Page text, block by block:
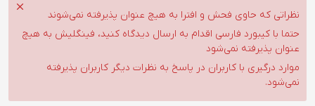
نظراتی که حاوی فحش و افترا به هیچ عنوان پذیرفته نمی‌شوند
حتما با کیبورد فارسی اقدام به ارسال دیدگاه کنید، فینگلیش به هیچ
عنوان پذیرفته نمی‌شود
موارد درگیری با کاربران در پاسخ به نظرات دیگر کاربران پذیرفته
نمی‌شود.